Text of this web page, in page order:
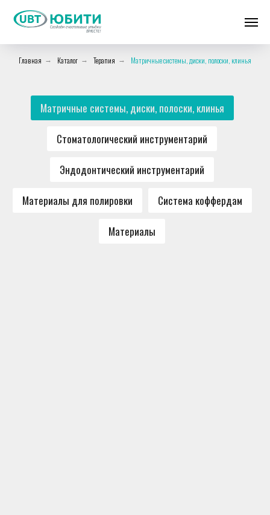
Главная → Каталог → Терапия → Матричные системы, диски, полоски, клинья
Матричные системы, диски, полоски, клинья
Стоматологический инструментарий
Эндодонтический инструментарий
Материалы для полировки Система коффердам
Материалы